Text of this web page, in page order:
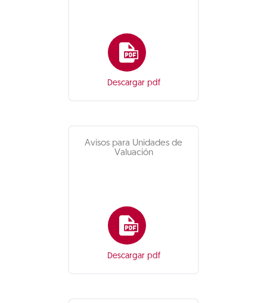
Descargar pdf
Avisos para Unidades de
Valuación
Descargar pdf